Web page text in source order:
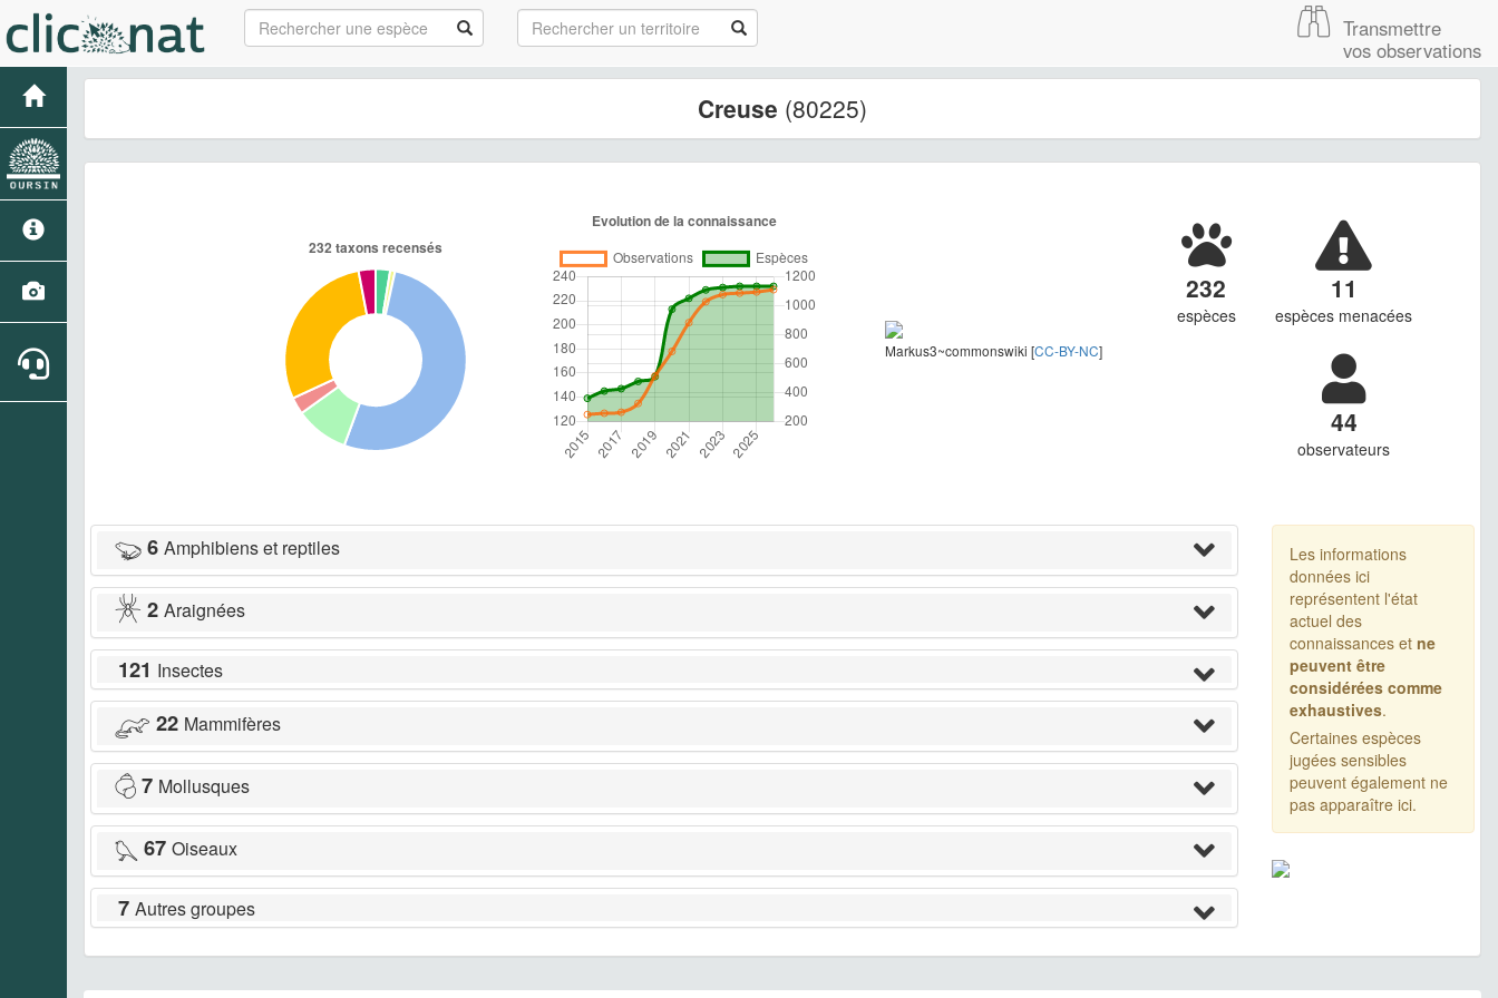
Transmettre
vos observations
Creuse (80225)
Markus3~commonswiki [CC-BY-NC]
232
espèces
11
espèces menacées
44
observateurs
6 Amphibiens et reptiles
2 Araignées
121 Insectes
22 Mammifères
7 Mollusques
67 Oiseaux
7 Autres groupes
Les informations
données ici
représentent l'état
actuel des
connaissances et ne
peuvent être
considérées comme
exhaustives.
Certaines espèces
jugées sensibles
peuvent également ne
pas apparaître ici.